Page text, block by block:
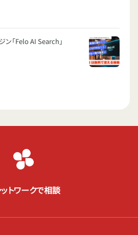
「Felo AI Search」
トワークで相談